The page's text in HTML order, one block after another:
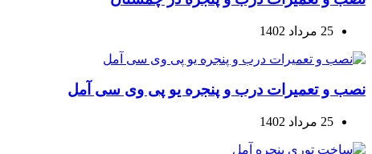
25 مرداد 1402
نصب و تعمیرات درب و پنجره یو پی وی سی آمل
25 مرداد 1402